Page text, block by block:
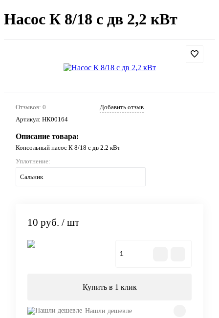
Насос К 8/18 с дв 2,2 кВт
Отзывов: 0
Добавить отзыв
Артикул: НК00164
Описание товара:
Консольный насос К 8/18 с дв 2.2 кВт
Уплотнение:
Сальник
10 руб. / шт
Купить в 1 клик
Нашли дешевле